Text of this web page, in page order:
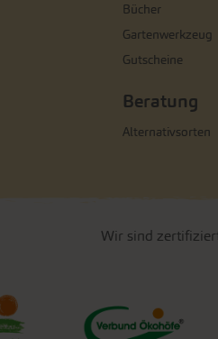
Bücher
Gartenwerkzeug
Gutscheine
Beratung
Alternativsorten
Wir sind